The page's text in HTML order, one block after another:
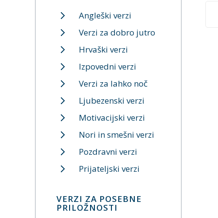
Angleški verzi
Verzi za dobro jutro
Hrvaški verzi
Izpovedni verzi
Verzi za lahko noč
Ljubezenski verzi
Motivacijski verzi
Nori in smešni verzi
Pozdravni verzi
Prijateljski verzi
VERZI ZA POSEBNE
PRILOŽNOSTI